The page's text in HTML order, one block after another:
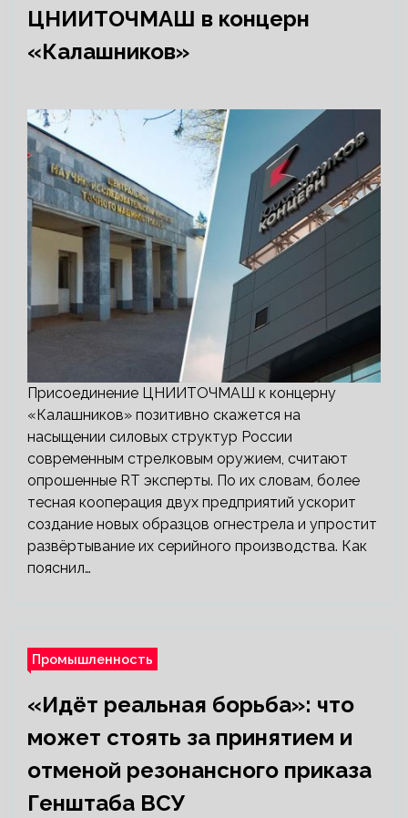
ЦНИИТОЧМАШ в концерн
«Калашников»
Присоединение ЦНИИТОЧМАШ к концерну
«Калашников» позитивно скажется на
насыщении силовых структур России
современным стрелковым оружием, считают
опрошенные RT эксперты. По их словам, более
тесная кооперация двух предприятий ускорит
создание новых образцов огнестрела и упростит
развёртывание их серийного производства. Как
пояснил…
Промышленность
«Идёт реальная борьба»: что
может стоять за принятием и
отменой резонансного приказа
Генштаба ВСУ